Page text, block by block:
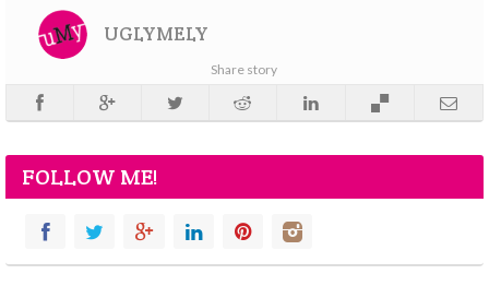
UGLYMELY
Share story
FOLLOW ME!